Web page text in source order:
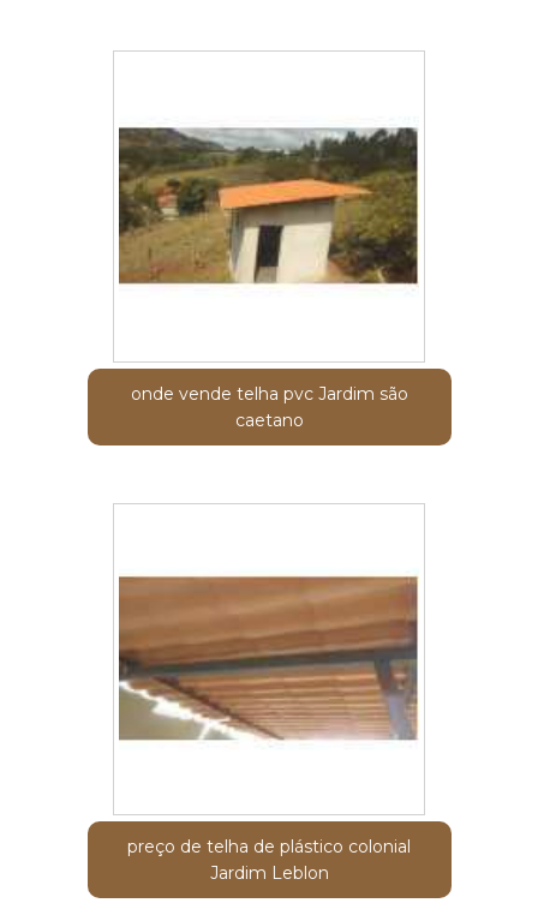
onde vende telha pvc Jardim são
caetano
preço de telha de plástico colonial
Jardim Leblon